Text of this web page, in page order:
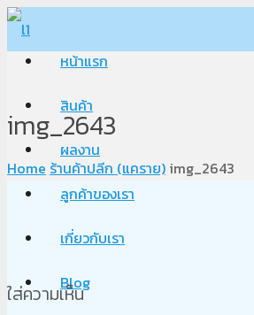
หน้าแรก
สินค้า
ผลงาน
ลูกค้าของเรา
เกี่ยวกับเรา
Blog
img_2643
Home ร้านค้าปลีก (แคราย) img_2643
ใส่ความเห็น